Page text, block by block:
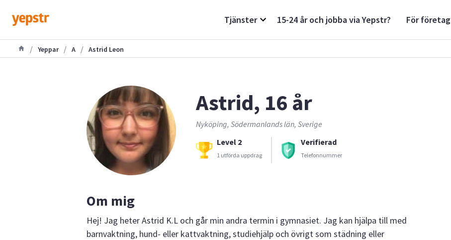
Tjänster 15-24 år och jobba via Yepstr? För företag
/ Yeppar / A / Astrid Leon
Astrid, 16 år
Nyköping, Södermanlands län, Sverige
Level 2
1 utförda uppdrag
Verifierad
Telefonnummer
Om mig
Hej! Jag heter Astrid K.L och går min andra termin i gymnasiet. Jag kan hjälpa till med
barnvaktning, hund- eller kattvaktning, studiehjälp och övrigt som städning eller